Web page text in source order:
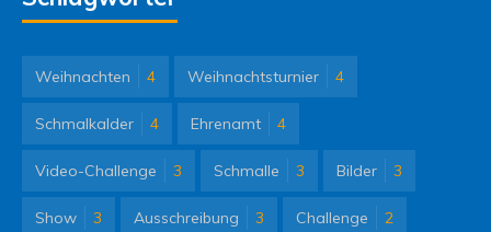
Weihnachten 4 Weihnachtsturnier 4
Schmalkalder 4 Ehrenamt 4
Video-Challenge 3 Schmalle 3 Bilder 3
Show 3 Ausschreibung 3 Challenge 2